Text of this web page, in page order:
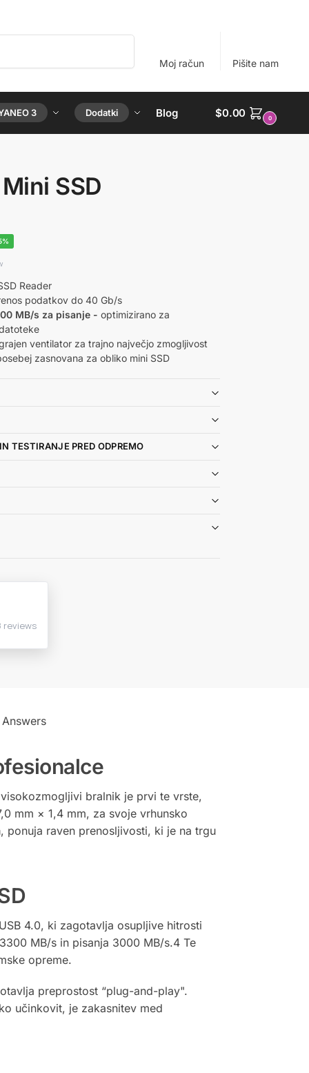
Moj račun Pišite nam
3 Dodatki Blog $0.00 0
SSD
Reader
podatkov do 40 Gb/s
MB/s za pisanje - optimizirano za
ventilator za trajno največjo zmogljivost
zasnovana za obliko mini SSD
TESTIRANJE PRED ODPREMO
bralnik je prvi te vrste,
mm × 1,4 mm, za svoje vrhunsko
, ponuja raven prenosljivosti, ki je na trgu
4.0, ki zagotavlja osupljive hitrosti
MB/s in pisanja 3000 MB/s.4 Te
opreme.
preprostost “plug-and-play".
učinkovit, je zakasnitev med